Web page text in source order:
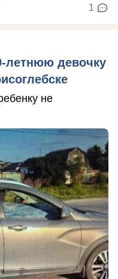
1
летнюю девочку
не